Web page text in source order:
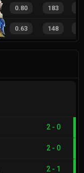
0.80 183
0.63 148
2 - 0
2 - 0
2 - 1